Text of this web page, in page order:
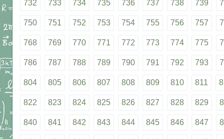
732 733 734 735 736 737 738 739
750 751 752 753 754 755 756 757
768 769 770 771 772 773 774 775
786 787 788 789 790 791 792 793
804 805 806 807 808 809 810 811
822 823 824 825 826 827 828 829
840 841 842 843 844 845 846 847